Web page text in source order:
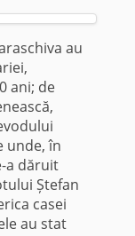
au
ani; de
unde, în
a dăruit
Ștefan
casei
au stat